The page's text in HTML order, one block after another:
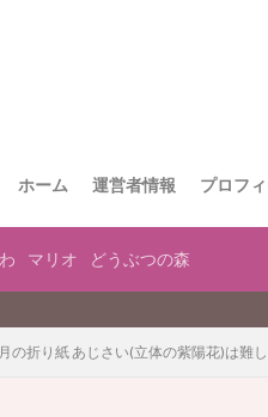
ホーム 運営者情報 プロフ
マリオ どうぶつの森
の折り紙 あじさい(立体の紫陽花)は難